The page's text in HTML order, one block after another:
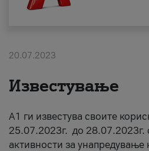
Надополни кредит
Плати сметка
За нас
20.07.2023
Известување
А1 ги известува своите
25.07.2023г. до 28.07.2023г.
активности за